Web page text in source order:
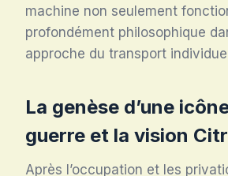
machine non seulement
profondément philosophique
approche du transport
La genèse d’une
guerre et la vision
Après l’occupation et les